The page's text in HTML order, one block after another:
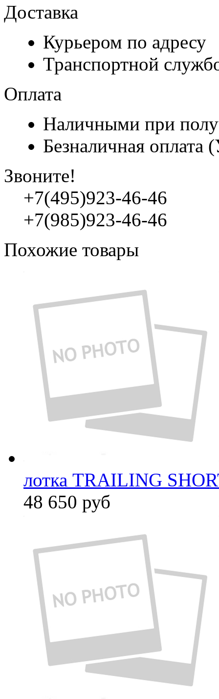
Доставка
Курьером по адресу
Транспортной
Оплата
Наличными при
Безналичная
Звоните!
+7(495)923-46-46
+7(985)923-46-46
Похожие товары
лотка TRAILING
48 650 руб